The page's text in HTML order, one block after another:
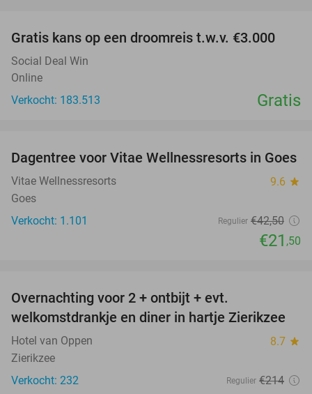
Gratis kans op een droomreis t.w.v. €3.000
Social Deal Win
Online
Verkocht: 183.513
Gratis
49%
Dagentree voor Vitae Wellnessresorts in Goes
Vitae Wellnessresorts 9.6 star
Goes
Verkocht: 1.101
Regulier €42,50
€21 ,50
Overnachting voor 2 + ontbijt + evt.
welkomstdrankje en diner in hartje Zierikzee
Hotel van Oppen 8.7 star
Zierikzee
Verkocht: 232
Regulier €214